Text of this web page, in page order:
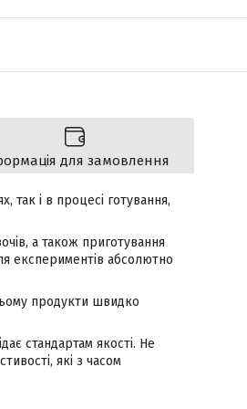
для замовлення
так і в процесі готування,
а також приготування
експериментів абсолютно
продукти швидко
стандартам якості. Не
які з часом